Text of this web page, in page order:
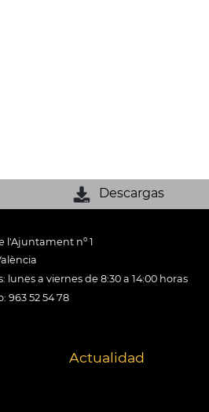
Descargas
l'Ajuntament nº 1
lunes a viernes de 8:30 a 14:00 horas
963 52 54 78
Actualidad